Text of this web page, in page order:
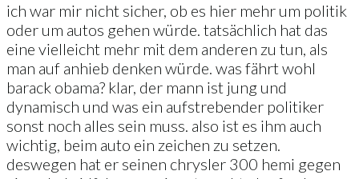
ich war mir nicht sicher, ob es hier mehr um politik
oder um autos gehen würde. tatsächlich hat das
eine vielleicht mehr mit dem anderen zu tun, als
man auf anhieb denken würde. was fährt wohl
barack obama? klar, der mann ist jung und
dynamisch und was ein aufstrebender politiker
sonst noch alles sein muss. also ist es ihm auch
wichtig, beim auto ein zeichen zu setzen.
deswegen hat er seinen chrysler 300 hemi gegen